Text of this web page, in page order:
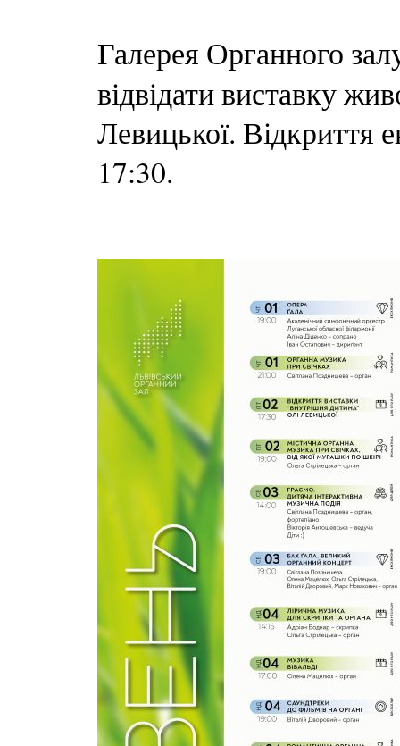
Галерея Органного
відвідати виставку
Левицької. Відкриття
17:30.